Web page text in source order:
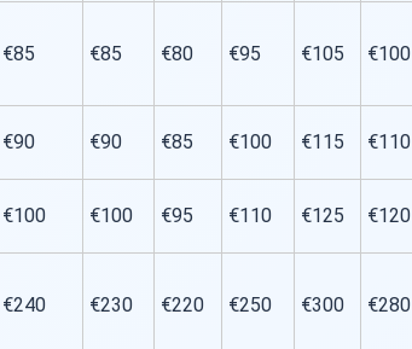
€85 €85 €80 €95 €105 €100
€90 €90 €85 €100 €115 €110
€100 €100 €95 €110 €125 €120
€240 €230 €220 €250 €300 €280